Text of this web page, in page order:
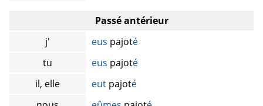
Passé antérieur
j'
eus pajoté
tu
eus pajoté
il, elle
eut pajoté